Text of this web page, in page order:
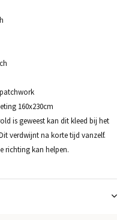
160x230cm
is geweest kan dit kleed bij het
verdwijnt na korte tijd vanzelf.
richting kan helpen.